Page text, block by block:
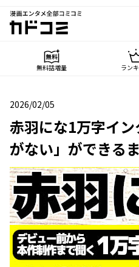
漫画エンタメ全部コミコミ
カドコミ
無料話増量 ラン
2026/02/05
2026年02月05日
赤羽にな1万字イ
がない」ができる